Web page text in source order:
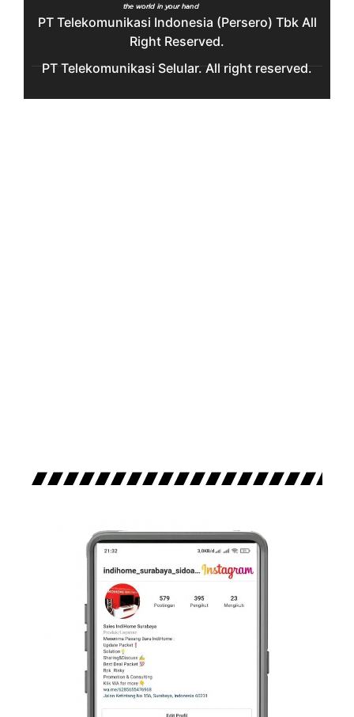
PT Telekomunikasi Indonesia (Persero) Tbk All
Right Reserved.
PT Telekomunikasi Selular. All right reserved.